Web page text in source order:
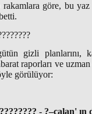
rakamlara göre, bu
gizli planlarını,
raporları ve
görülüyor:
- ?–calan' ın